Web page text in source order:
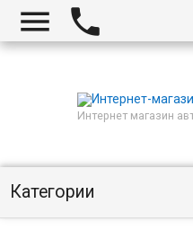
 
Интернет магазин
Категории